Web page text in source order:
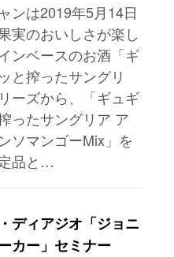
ンは2019年5月14日
実のおいしさが楽し
ンベースのお酒「ギ
と搾ったサングリ
ーズから、「ギュギ
ったサングリア ア
ソマンゴーMix」を
品と…
ディアジオ「ジョニ
カー」セミナー